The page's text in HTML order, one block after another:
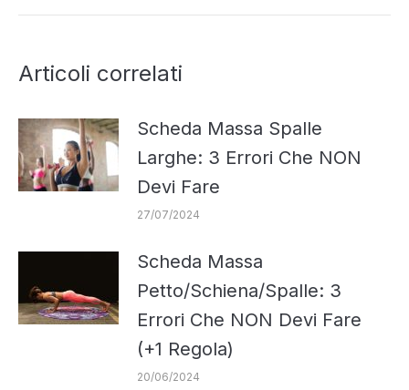
post:
Articoli correlati
Scheda Massa Spalle
Larghe: 3 Errori Che NON
Devi Fare
27/07/2024
Scheda Massa
Petto/Schiena/Spalle: 3
Errori Che NON Devi Fare
(+1 Regola)
20/06/2024